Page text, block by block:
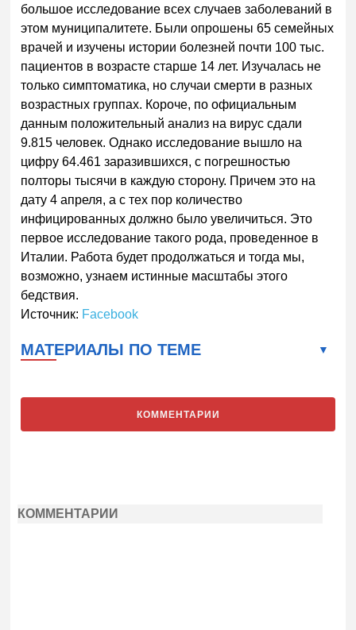
большое исследование всех случаев заболеваний в
этом муниципалитете. Были опрошены 65 семейных
врачей и изучены истории болезней почти 100 тыс.
пациентов в возрасте старше 14 лет. Изучалась не
только симптоматика, но случаи смерти в разных
возрастных группах. Короче, по официальным
данным положительный анализ на вирус сдали
9.815 человек. Однако исследование вышло на
цифру 64.461 заразившихся, с погрешностью
полторы тысячи в каждую сторону. Причем это на
дату 4 апреля, а с тех пор количество
инфицированных должно было увеличиться. Это
первое исследование такого рода, проведенное в
Италии. Работа будет продолжаться и тогда мы,
возможно, узнаем истинные масштабы этого
бедствия.
Источник: Facebook
МАТЕРИАЛЫ ПО ТЕМЕ
КОММЕНТАРИИ
КОММЕНТАРИИ